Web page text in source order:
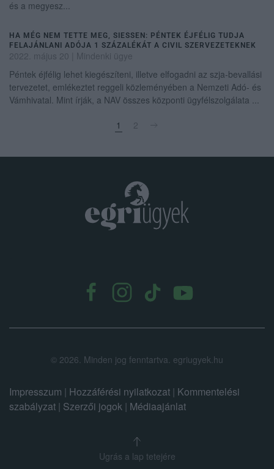
és a megyesz...
HA MÉG NEM TETTE MEG, SIESSEN: PÉNTEK ÉJFÉLIG TUDJA
FELAJÁNLANI ADÓJA 1 SZÁZALÉKÁT A CIVIL SZERVEZETEKNEK
2022. május 20
Mindenki ügye
Péntek éjfélig lehet kiegészíteni, illetve elfogadni az szja-bevallási
tervezetet, emlékeztet reggeli közleményében a Nemzeti Adó- és
Vámhivatal. Mint írják, a NAV összes központi ügyfélszolgálata ...
1 2
© 2026. Minden jog fenntartva. egriugyek.hu
Impresszum | Hozzáférési nyilatkozat | Kommentelési
szabályzat | Szerzői jogok | Médiaajánlat
Ugrás a lap tetejére